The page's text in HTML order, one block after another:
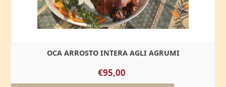
OCA ARROSTO INTERA AGLI AGRUMI
€95,00